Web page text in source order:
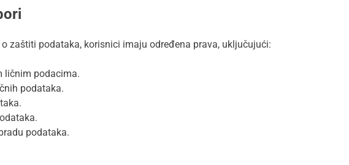
zaštiti podataka, korisnici imaju određena prava, uključujući:
ličnim podacima.
podataka.
podataka.